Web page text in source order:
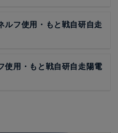
ルフ使用・もと戦自研自走
使用・もと戦自研自走陽電